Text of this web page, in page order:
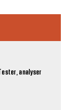
analyser